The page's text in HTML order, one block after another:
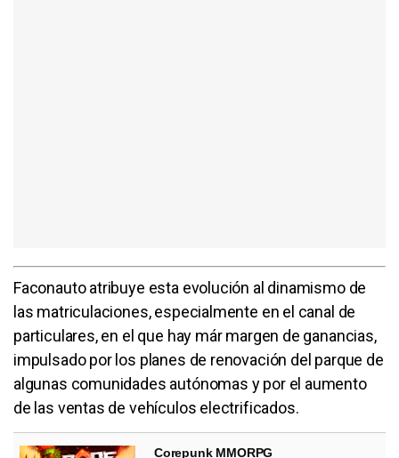
Faconauto atribuye esta evolución al dinamismo de
las matriculaciones, especialmente en el canal de
particulares, en el que hay már margen de ganancias,
impulsado por los planes de renovación del parque de
algunas comunidades autónomas y por el aumento
de las ventas de vehículos electrificados.
Corepunk MMORPG